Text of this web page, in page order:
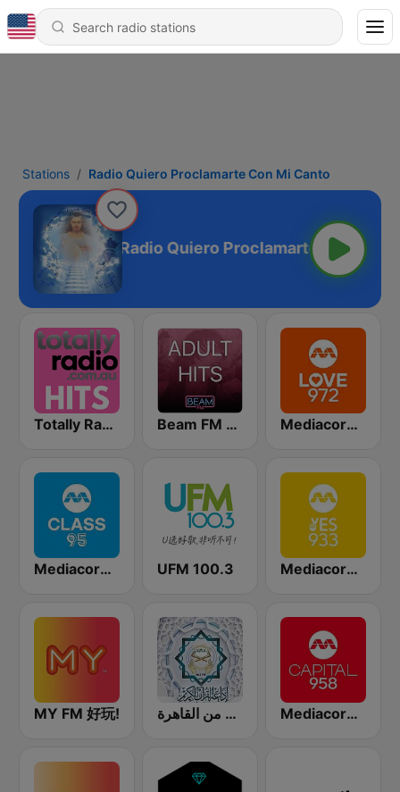
Stations Radio Quiero Proclamarte Con Mi Canto
Radio Quiero Proclamarte Con Mi
Totally Radio Hits Beam FM - Adult Hits Mediacorp LOVE 972
Mediacorp CLASS 95 UFM 100.3 Mediacorp YES 933
MY FM 好玩! إذاعة القرآن الكريم من القاهرة Mediacorp CAPITAL 958